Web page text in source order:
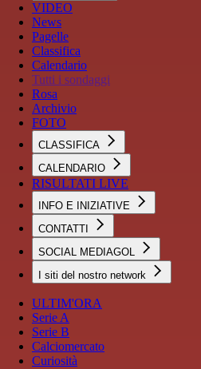
VIDEO
News
Pagelle
Classifica
Calendario
Tutti i sondaggi
Rosa
Archivio
FOTO
CLASSIFICA
CALENDARIO
RISULTATI LIVE
INFO E INIZIATIVE
CONTATTI
SOCIAL MEDIAGOL
I siti del nostro network
ULTIM'ORA
Serie A
Serie B
Calciomercato
Curiosità